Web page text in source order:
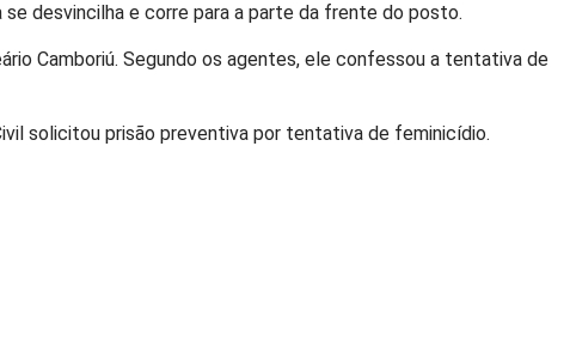
desvincilha e corre para a parte da frente do posto.
Camboriú. Segundo os agentes, ele confessou a tentativa de
solicitou prisão preventiva por tentativa de feminicídio.